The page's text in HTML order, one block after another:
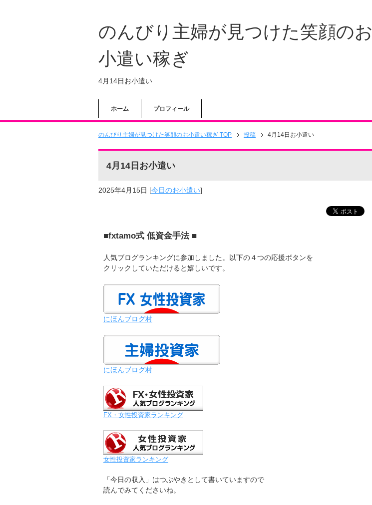
のんびり主婦が見つけた笑顔のお
小遣い稼ぎ
4月14日お小遣い
ホーム プロフィール
のんびり主婦が見つけた笑顔のお小遣い稼ぎ TOP 投稿 4月14日お小遣い
4月14日お小遣い
2025年4月15日 [今日のお小遣い]
■fxtamo式 低資金手法 ■
人気ブログランキングに参加しました。以下の４つの応援ボタンを
クリックしていただけると嬉しいです。
にほんブログ村
にほんブログ村
FX・女性投資家ランキング
女性投資家ランキング
「今日の収入」はつぶやきとして書いていますので
読んでみてくださいね。